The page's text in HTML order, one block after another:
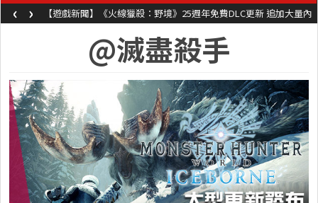
【遊戲新聞】《火線獵殺：野境》25週年免費DLC更新 追加大量內
容同時系舊作限時超平價折扣
‹ ›
@滅盡殺手